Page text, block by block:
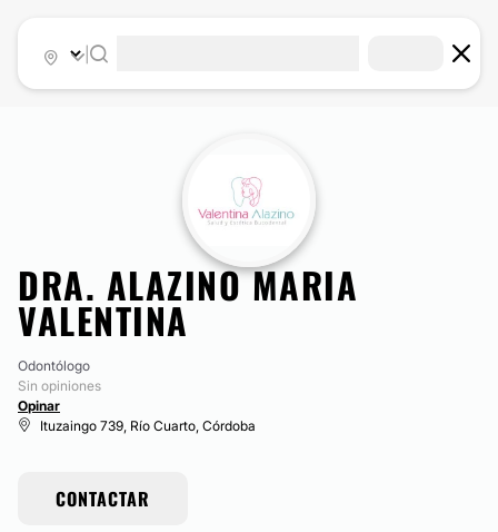
DRA. ALAZINO MARIA
VALENTINA
Odontólogo
Sin opiniones
Opinar
Ituzaingo 739, Río Cuarto, Córdoba
CONTACTAR